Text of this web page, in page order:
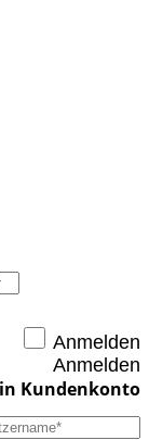
Anmelden
Anmelden